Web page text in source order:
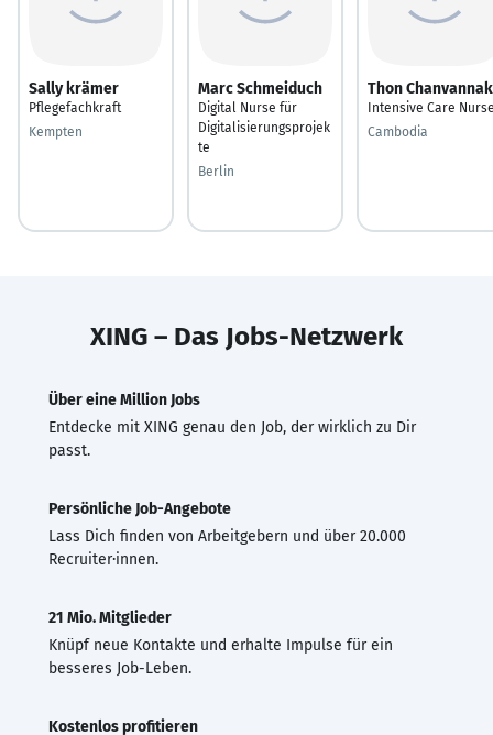
Sally krämer
Pflegefachkraft
Kempten
Marc Schmeiduch
Digital Nurse für
Digitalisierungsprojek
te
Berlin
Thon Chanvannak
Intensive Care
Cambodia
XING – Das Jobs-Netzwerk
Über eine Million Jobs
Entdecke mit XING genau den Job, der wirklich zu Dir
passt.
Persönliche Job-Angebote
Lass Dich finden von Arbeitgebern und über 20.000
Recruiter·innen.
21 Mio. Mitglieder
Knüpf neue Kontakte und erhalte Impulse für ein
besseres Job-Leben.
Kostenlos profitieren